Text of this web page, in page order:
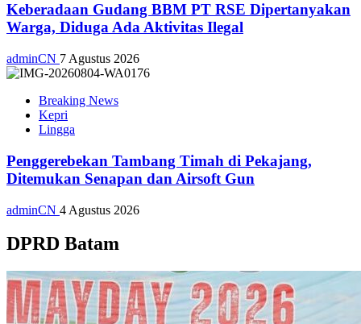
Keberadaan Gudang BBM PT RSE Dipertanyakan
Warga, Diduga Ada Aktivitas Ilegal
adminCN 7 Agustus 2026
Breaking News
Kepri
Lingga
Penggerebekan Tambang Timah di Pekajang,
Ditemukan Senapan dan Airsoft Gun
adminCN 4 Agustus 2026
DPRD Batam